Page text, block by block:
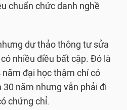
chuẩn chức danh nghề
dự thảo thông tư sửa
nhiều điều bất cập. Đó là
đại học thậm chí có
năm nhưng vẫn phải đi
chứng chỉ.